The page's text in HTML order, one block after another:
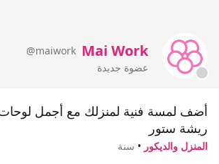
Mai Work
@maiwork
عضوة جديدة
أضف لمسة فنية لمنزلك مع أجمل
ريشة ستور
المنزل والديكور • سنة